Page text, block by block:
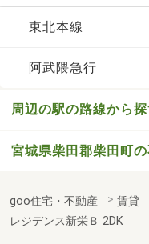
東北本線
阿武隈急行
周辺の駅の路線から
宮城県柴田郡柴田町
goo住宅・不動産 賃貸
レジデンス新栄Ｂ 2DK